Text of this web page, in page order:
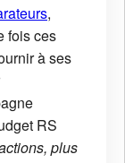
,
fois ces
à ses
RS
plus